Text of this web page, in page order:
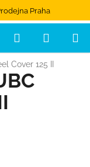
Praha
Hledat
Cover 125 II